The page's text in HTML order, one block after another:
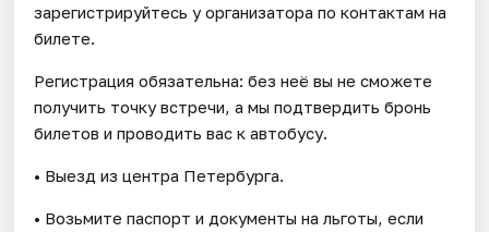
зарегистрируйтесь у организатора по контактам на
билете.
Регистрация обязательна: без неё вы не сможете
получить точку встречи, а мы подтвердить бронь
билетов и проводить вас к автобусу.
• Выезд из центра Петербурга.
• Возьмите паспорт и документы на льготы, если